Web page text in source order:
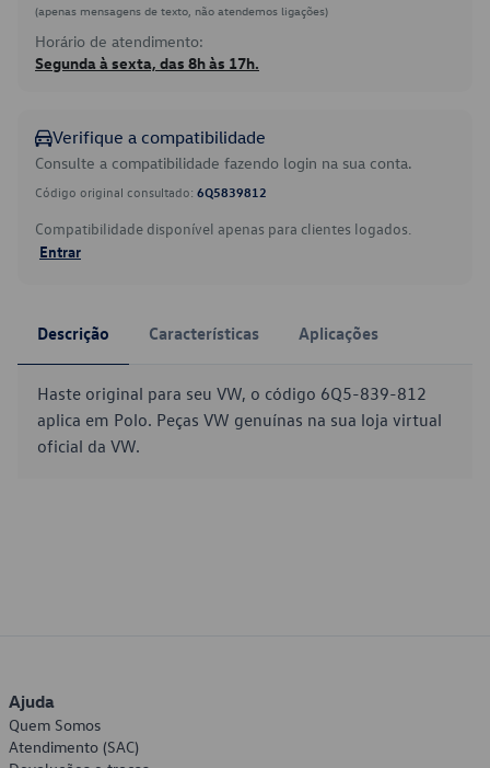
(apenas mensagens de texto, não atendemos ligações)
Horário de atendimento:
Segunda à sexta, das 8h às 17h.
Verifique a compatibilidade
Consulte a compatibilidade fazendo login na sua conta.
Código original consultado: 6Q5839812
Compatibilidade disponível apenas para clientes logados.
Entrar
Descrição Características Aplicações
Haste original para seu VW, o código 6Q5-839-812
aplica em Polo. Peças VW genuínas na sua loja virtual
oficial da VW.
Ajuda
Quem Somos
Atendimento (SAC)